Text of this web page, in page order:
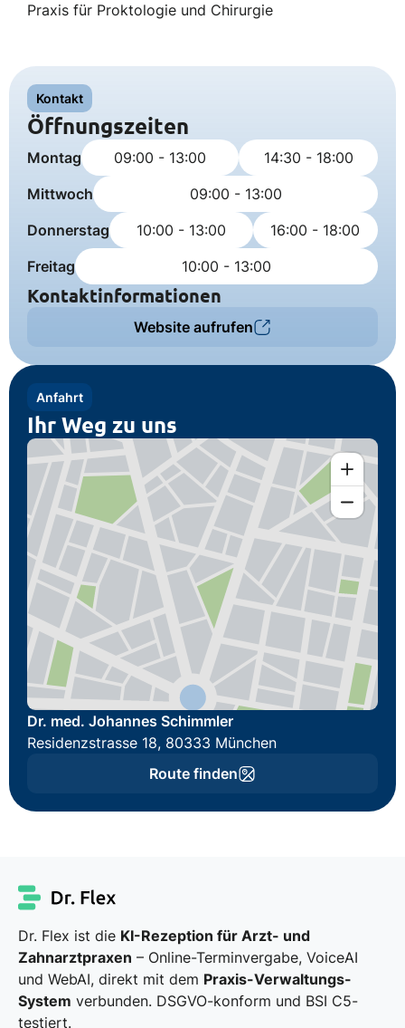
Praxis für Proktologie und Chirurgie
Kontakt
Öffnungszeiten
Montag 09:00 - 13:00
14:30 - 18:00
Mittwoch
09:00 - 13:00
Donnerstag
10:00 - 13:00
16:00 - 18:00
Freitag
10:00 - 13:00
Kontaktinformationen
Website aufrufen
Anfahrt
Ihr Weg zu uns
Dr. med. Johannes Schimmler
Residenzstrasse 18, 80333 München
Route finden
Dr. Flex ist die KI-Rezeption für Arzt- und
Zahnarztpraxen – Online-Terminvergabe, VoiceAI
und WebAI, direkt mit dem Praxis-Verwaltungs-
System verbunden. DSGVO-konform und BSI C5-
testiert.